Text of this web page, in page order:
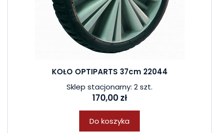
KOŁO OPTIPARTS 37cm 22044
Sklep stacjonarny: 2 szt.
170,00 zł
Do koszyka